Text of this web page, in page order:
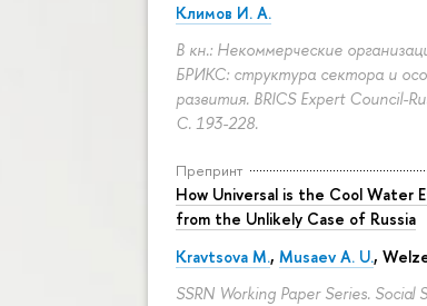
Климов И. А.
В кн.: Некоммерческие
БРИКС: структура сектора и
развития. BRICS Expert Council-
С. 193-228.
Препринт
How Universal is the Cool Water
from the Unlikely Case of Russia
Kravtsova M., Musaev A. U.,
SSRN Working Paper Series. Social